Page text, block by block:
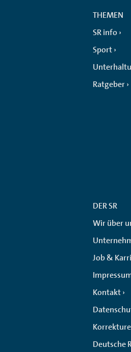
THEMEN
SR info
Sport
Ratgeber
DER SR
Wir über
Job &
Kontakt
Deutsche